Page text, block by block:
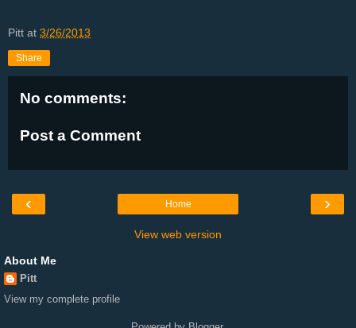
Pitt at 3/26/2013
Share
No comments:
Post a Comment
‹ ›
Home
View web version
About Me
Pitt
View my complete profile